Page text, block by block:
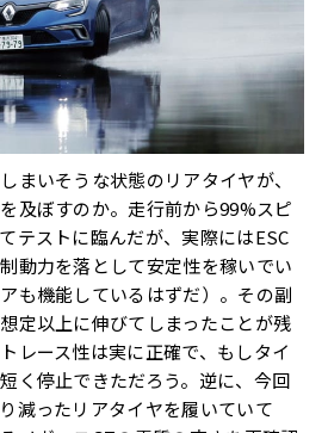
まいそうな状態のリアタイヤが、
及ぼすのか。走行前から99%スピ
テストに臨んだが、実際にはESC
動力を落として安定性を稼いでい
も機能しているはずだ）。その副
定以上に伸びてしまったことが残
レース性は実に正確で、もしタイ
く停止できただろう。逆に、今回
減ったリアタイヤを履いていて